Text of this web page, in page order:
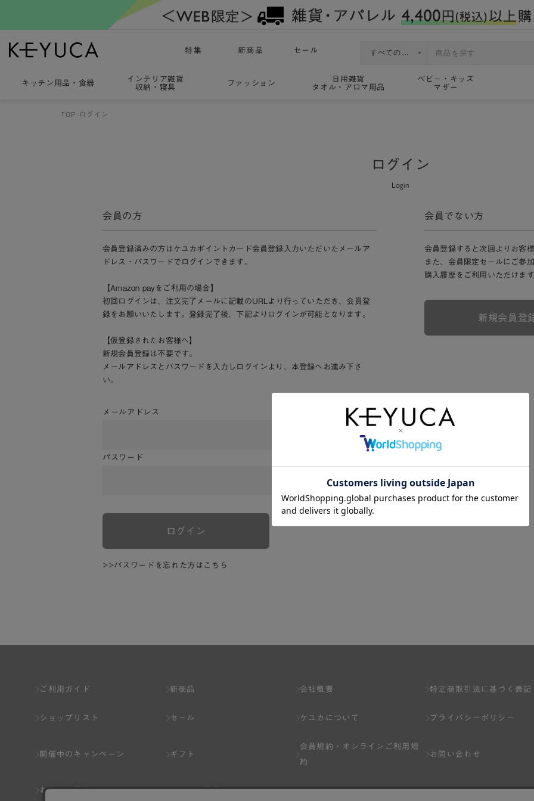
特集 新商品 セール
キッチン用品 ・ 食器
インテリア雑貨
収納・寝具
ファッション
日用雑貨
タオル・アロマ用品
ベビー・キッズ
マザー
TOP ログイン
ログイン
Login
会員の方
会員登録済みの方はケユカポイントカード会員登録入力いただいたメールア
ドレス・パスワードでログインできます。
【Amazon payをご利用の場合】
初回ログインは、注文完了メールに記載のURLより行っていただき、会員登
録をお願いいたします。登録完了後、下記よりログインが可能となります。
【仮登録されたお客様へ】
新規会員登録は不要です。
メールアドレスとパスワードを入力しログインより、本登録へお進み下さ
い。
メールアドレス
パスワード
ログイン
>>パスワードを忘れた方はこちら
会員でない方
会員登録すると次回よりお客
また、会員限定セールにご参
購入履歴をご利用いただけま
新規会員登
ご利用ガイド
ショップリスト
開催中のキャンペーン
おすすめ特集
新商品
セール
ギフト
スタッフ募集
会社概要
ケユカについて
会員規約・
オンラインご利用規
約
Q&A
特定商取引法に基づく表記
プライバシーポリシー
お問い合わせ